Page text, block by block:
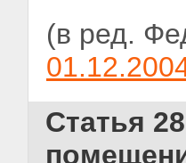
(в ред.
Статья